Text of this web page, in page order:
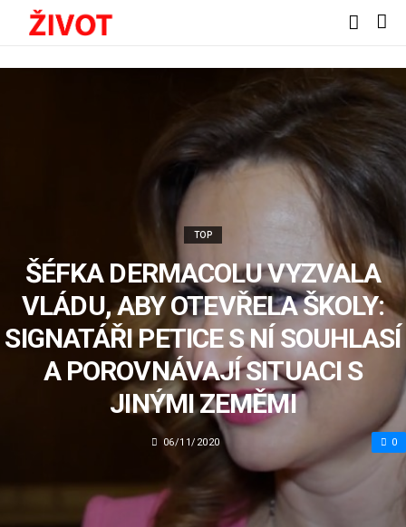
TOP
ŠÉFKA DERMACOLU VYZVALA
VLÁDU, ABY OTEVŘELA ŠKOLY:
SIGNATÁŘI PETICE S NÍ SOUHLASÍ
A POROVNÁVAJÍ SITUACI S
JINÝMI ZEMĚMI
06/11/2020 0